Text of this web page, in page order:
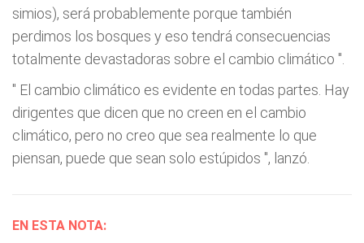
simios), será probablemente porque también
perdimos los bosques y eso tendrá consecuencias
totalmente devastadoras sobre el cambio climático ".
" El cambio climático es evidente en todas partes. Hay
dirigentes que dicen que no creen en el cambio
climático, pero no creo que sea realmente lo que
piensan, puede que sean solo estúpidos ", lanzó.
EN ESTA NOTA: